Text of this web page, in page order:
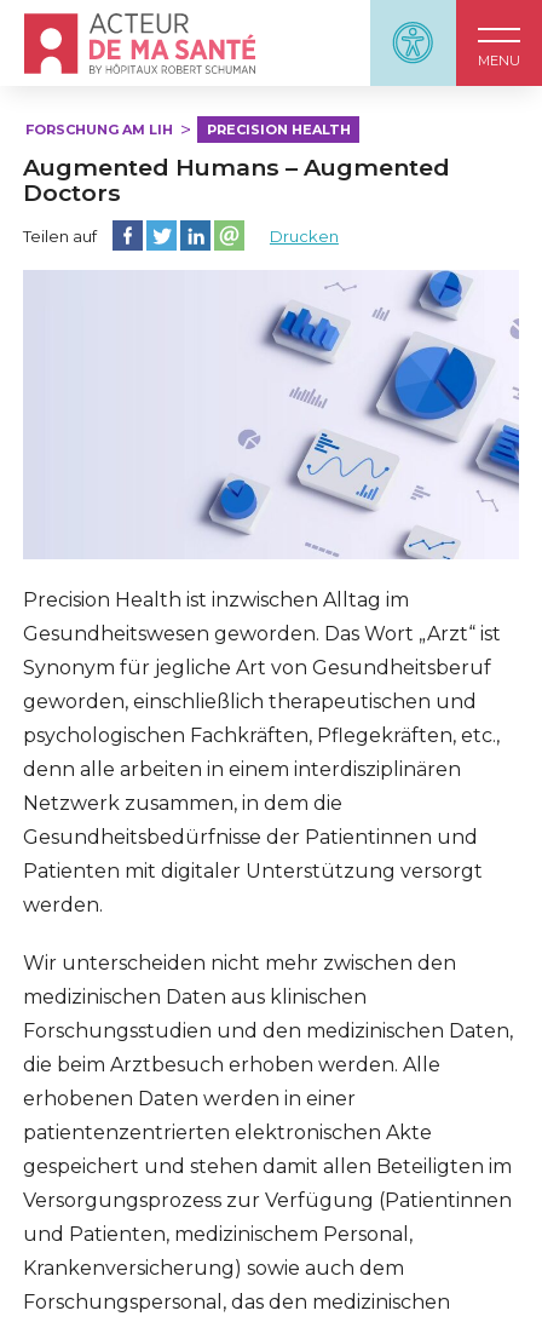
Panneau
MENU
Accueil - Acteur de ma santé, by HôpitauxRobert
FORSCHUNG AM LIH PRECISION HEALTH
Augmented Humans – Augmented
Doctors
Teilen auf Diese Seite auf Facebook teilen
Diese Seite auf Twitter teilen
Diese Seite auf LinkedIn teilen
Partager cette page sur email
Drucken
Precision Health ist inzwischen Alltag im
Gesundheitswesen geworden. Das Wort „Arzt“ ist
Synonym für jegliche Art von Gesundheitsberuf
geworden, einschließlich therapeutischen und
psychologischen Fachkräften, Pflegekräften, etc.,
denn alle arbeiten in einem interdisziplinären
Netzwerk zusammen, in dem die
Gesundheitsbedürfnisse der Patientinnen und
Patienten mit digitaler Unterstützung versorgt
werden.
Wir unterscheiden nicht mehr zwischen den
medizinischen Daten aus klinischen
Forschungsstudien und den medizinischen Daten,
die beim Arztbesuch erhoben werden. Alle
erhobenen Daten werden in einer
patientenzentrierten elektronischen Akte
gespeichert und stehen damit allen Beteiligten im
Versorgungsprozess zur Verfügung (Patientinnen
und Patienten, medizinischem Personal,
Krankenversicherung) sowie auch dem
Forschungspersonal, das den medizinischen